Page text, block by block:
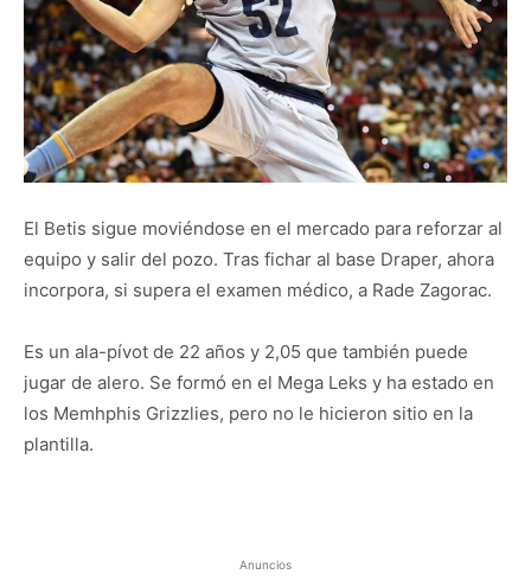
El Betis sigue moviéndose en el mercado para reforzar al
equipo y salir del pozo. Tras fichar al base Draper, ahora
incorpora, si supera el examen médico, a Rade Zagorac.
Es un ala-pívot de 22 años y 2,05 que también puede
jugar de alero. Se formó en el Mega Leks y ha estado en
los Memhphis Grizzlies, pero no le hicieron sitio en la
plantilla.
Anuncios